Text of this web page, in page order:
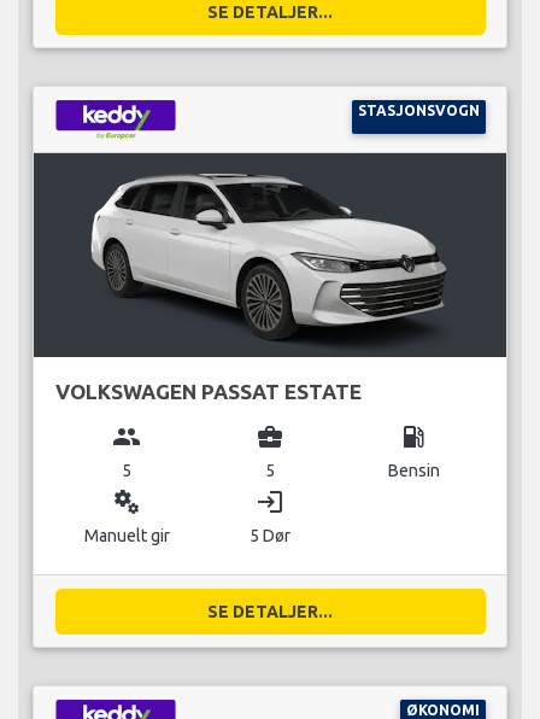
SE DETALJER...
STASJONSVOGN
VOLKSWAGEN PASSAT ESTATE
group
5
business_center
5
local_gas_station
Bensin
miscellaneous_services
Manuelt gir
login
5 Dør
SE DETALJER...
ØKONOMI